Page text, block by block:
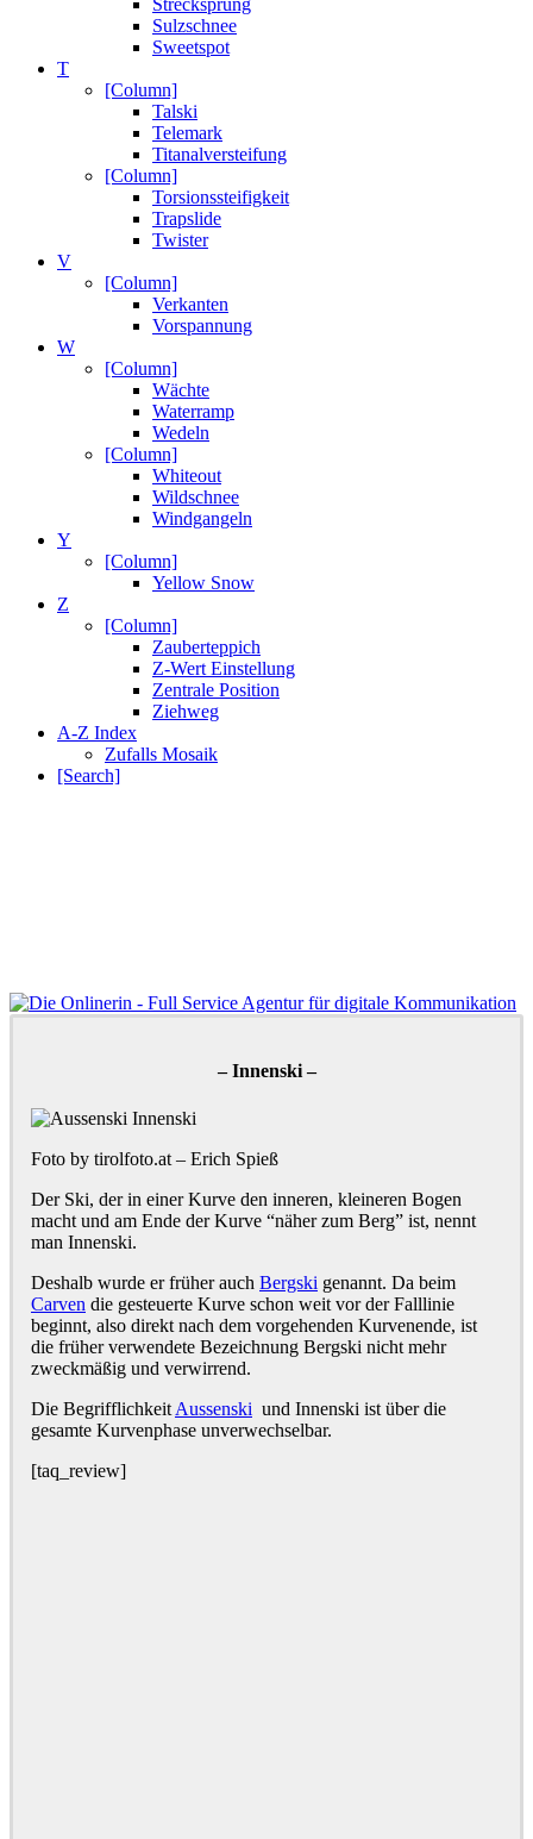
Strecksprung
Sulzschnee
Sweetspot
T
[Column]
Talski
Telemark
Titanalversteifung
[Column]
Torsionssteifigkeit
Trapslide
Twister
V
[Column]
Verkanten
Vorspannung
W
[Column]
Wächte
Waterramp
Wedeln
[Column]
Whiteout
Wildschnee
Windgangeln
Y
[Column]
Yellow Snow
Z
[Column]
Zauberteppich
Z-Wert Einstellung
Zentrale Position
Ziehweg
A-Z Index
Zufalls Mosaik
[Search]
– Innenski –
Foto by tirolfoto.at – Erich Spieß
Der Ski, der in einer Kurve den inneren, kleineren Bogen
macht und am Ende der Kurve “näher zum Berg” ist, nennt
man Innenski.
Deshalb wurde er früher auch Bergski genannt. Da beim
Carven die gesteuerte Kurve schon weit vor der Falllinie
beginnt, also direkt nach dem vorgehenden Kurvenende, ist
die früher verwendete Bezeichnung Bergski nicht mehr
zweckmäßig und verwirrend.
Die Begrifflichkeit Aussenski und Innenski ist über die
gesamte Kurvenphase unverwechselbar.
[taq_review]